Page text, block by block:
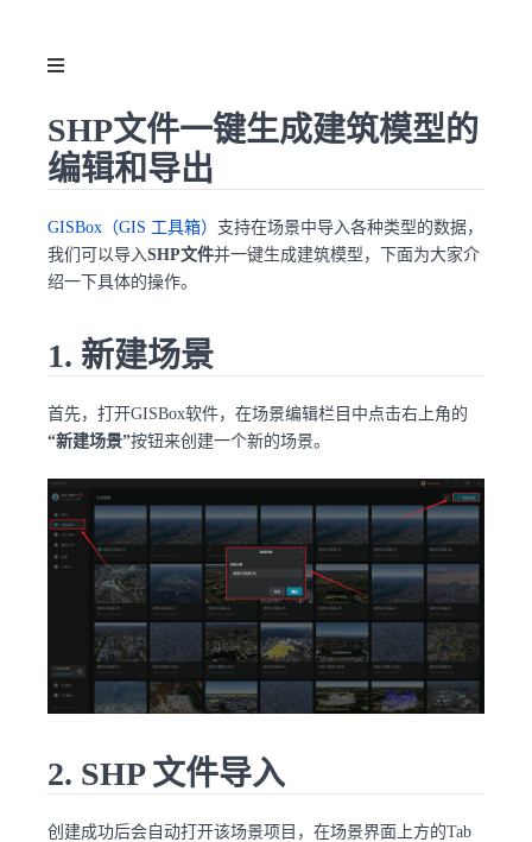
SHP文件一键生成建筑模型的
编辑和导出
GISBox（GIS 工具箱） 支持在场景中导入各种类型的数据，
我们可以导入SHP文件并一键生成建筑模型，下面为大家介
绍一下具体的操作。
1. 新建场景
首先，打开GISBox软件，在场景编辑栏目中点击右上角的
“新建场景”按钮来创建一个新的场景。
2. SHP 文件导入
创建成功后会自动打开该场景项目，在场景界面上方的Tab